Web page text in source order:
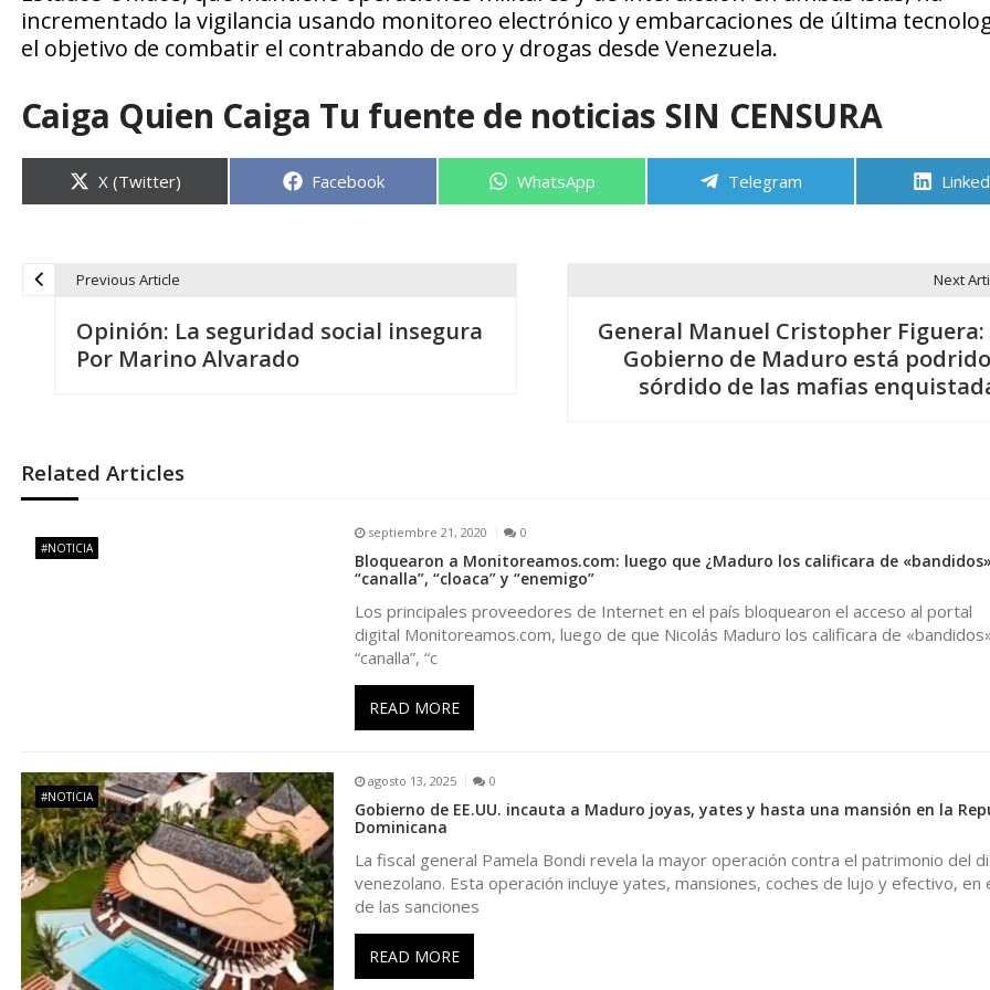
incrementado la vigilancia usando monitoreo electrónico y embarcaciones de última
el objetivo de combatir el contrabando de oro y drogas desde Venezuela.
Caiga Quien Caiga Tu fuente de noticias SIN CENSURA
Compartir
en
X (Twitter) Compartir
Facebook Compartir
WhatsApp Compartir
Telegram
e
g
n
d
e
e
Previous Article
Opinión: La seguridad social insegura
Por Marino Alvarado
Next
General Manuel Cristopher Figuera:
Gobierno de Maduro está
sórdido de las mafias
Related Articles
#NOTICIA
septiembre 21, 2020 0
Bloquearon a Monitoreamos.com: luego que ¿Maduro los calificara de
“canalla”, “cloaca” y “enemigo”
Los principales proveedores de Internet en el país bloquearon el acceso al portal
digital Monitoreamos.com, luego de que Nicolás Maduro los calificara de
“canalla”, “c
READ MORE
#NOTICIA
agosto 13, 2025 0
Gobierno de EE.UU. incauta a Maduro joyas, yates y hasta una mansión en la
Dominicana
La fiscal general Pamela Bondi revela la mayor operación contra el patrimonio del
venezolano. Esta operación incluye yates, mansiones, coches de lujo y efectivo, en
de las sanciones
READ MORE